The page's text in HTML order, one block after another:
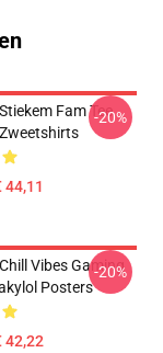
Fam Tee
44,11
-20%
Vibes Gaming
Posters
42,22
-20%